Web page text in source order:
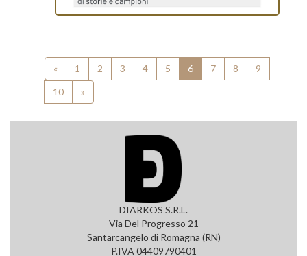
« 1 2 3 4 5 6 7 8
9
10
»
DIARKOS S.R.L.
Via Del Progresso 21
Santarcangelo di Romagna (RN)
P.IVA 04409790401